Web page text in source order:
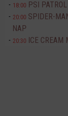
18:00 PSI
20:00 SPIDER-
NAP
20:30 ICE